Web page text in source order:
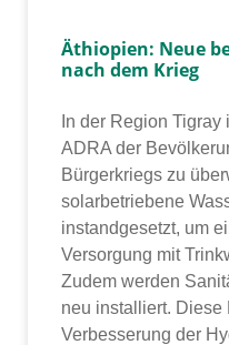
Äthiopien: Neue
nach dem Krieg
In der Region
ADRA der
Bürgerkriegs zu
solar­be­trie­be­ne
instand­ge­setzt, um
Versorgung mit
Zudem wer­den
neu instal­liert. Diese
Verbesserung der